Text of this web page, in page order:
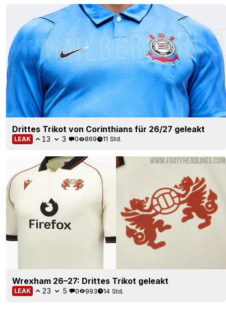
Drittes Trikot von Corinthians für 26/27 geleakt
LEAK 13 3 0 869 11 Std.
Wrexham 26–27: Drittes Trikot geleakt
LEAK 23 5 0 993 14 Std.